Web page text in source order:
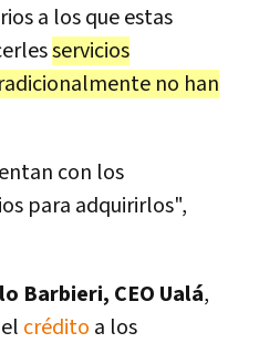
a los que estas
servicios
no han
con los
para adquirirlos",
Barbieri, CEO Ualá,
crédito a los